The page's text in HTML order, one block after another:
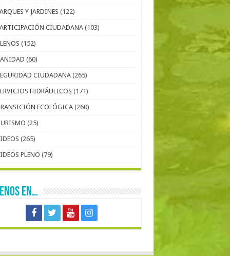
Y JARDINES (122)
CIUDADANA (103)
(152)
(60)
CIUDADANA (265)
HIDRÁULICOS (171)
ECOLÓGICA (260)
(25)
(265)
PLENO (79)
EN…